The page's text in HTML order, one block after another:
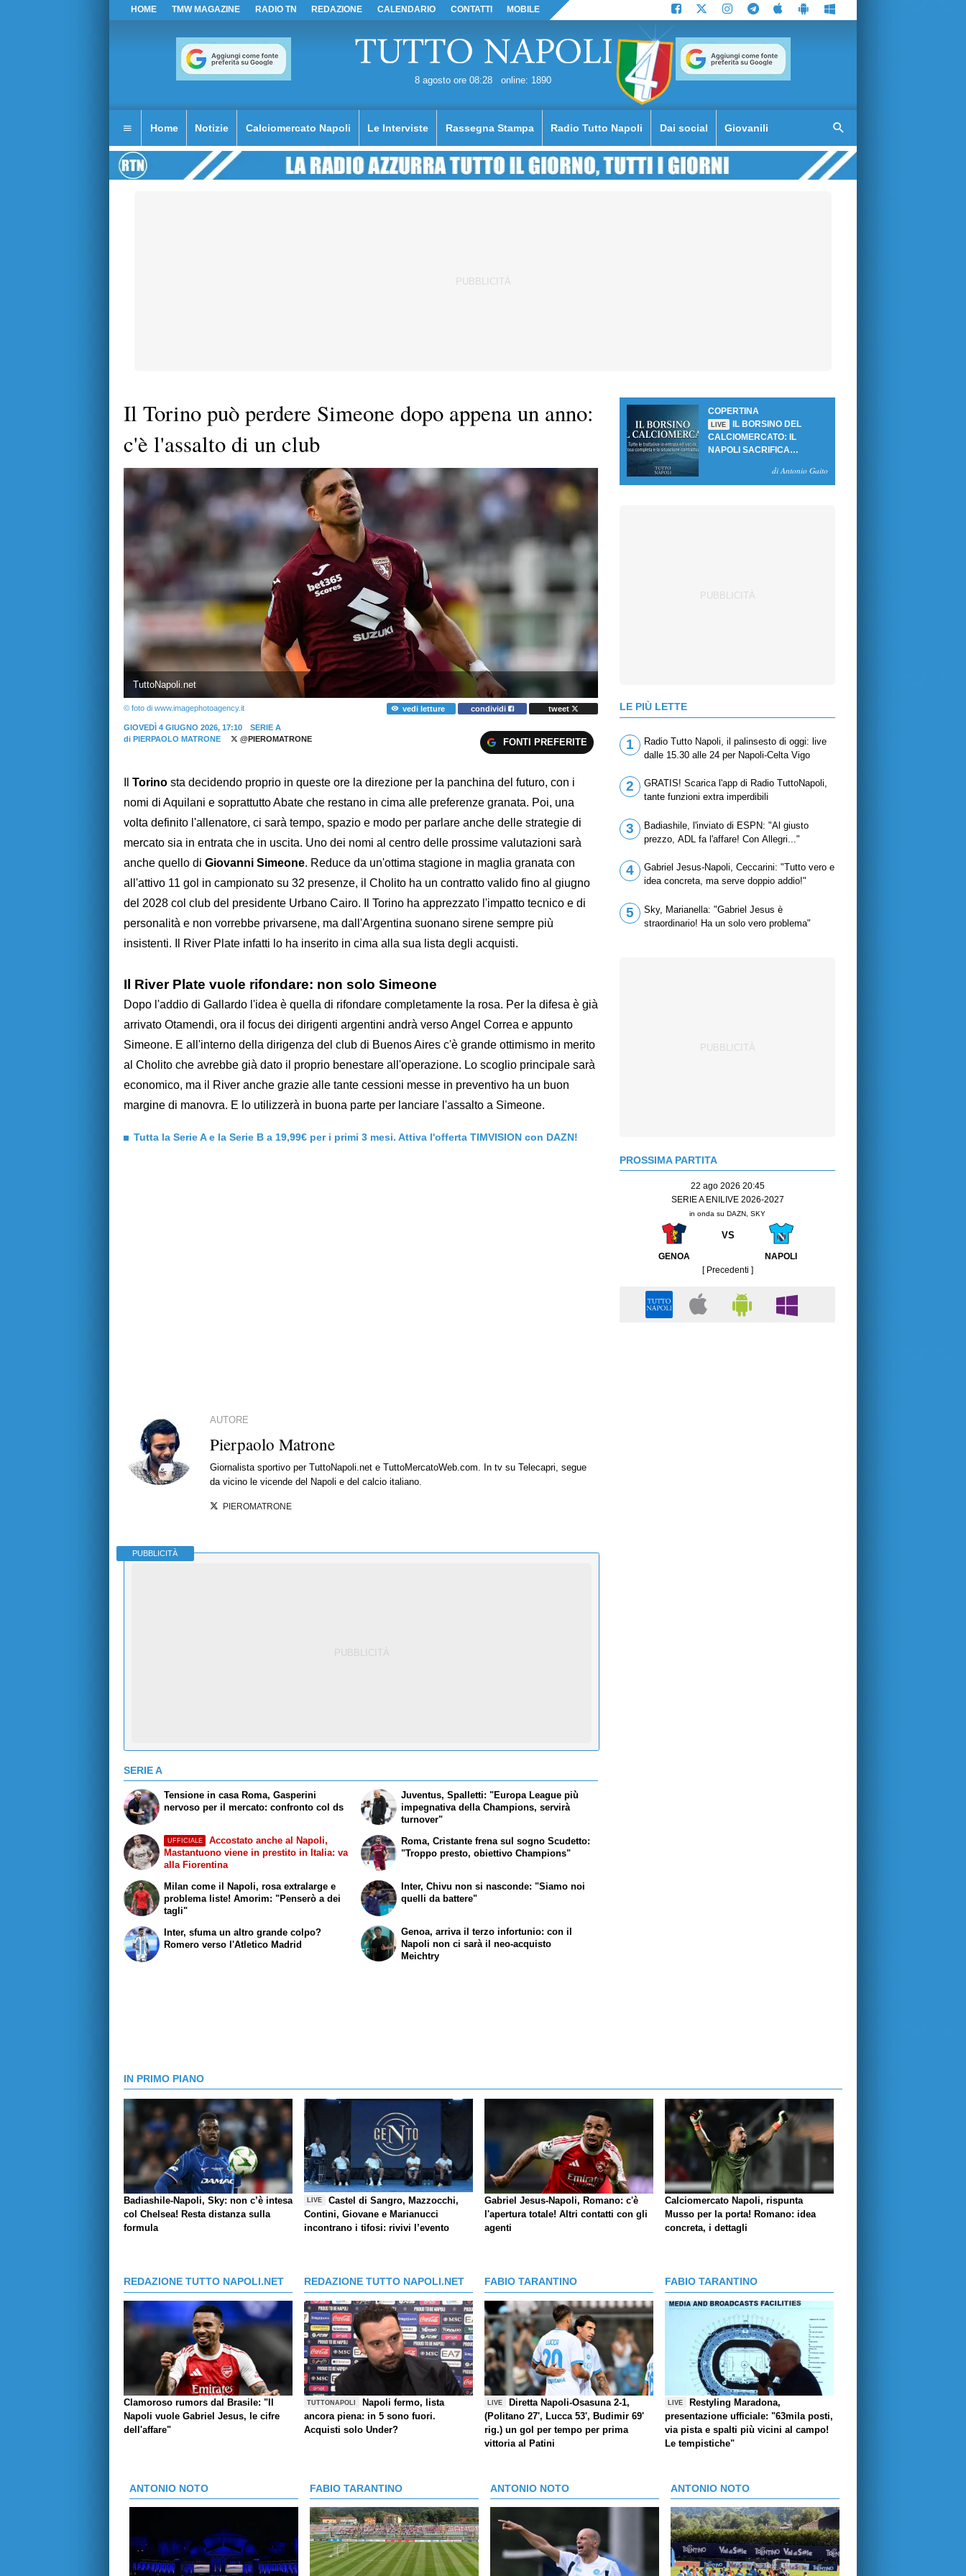
HOME TMW MAGAZINE RADIO TN REDAZIONE CALENDARIO CONTATTI MOBILE
8 agosto ore 08:28 online: 1890
Home Notizie Calciomercato Napoli Le Interviste Rassegna Stampa Radio Tutto Napoli Dai social Giovanili
Il Torino può perdere Simeone dopo appena un anno:
c'è l'assalto di un club
TuttoNapoli.net
© foto di www.imagephotoagency.it vedi letture condividi tweet
GIOVEDÌ 4 GIUGNO 2026, 17:10
SERIE A
di PIERPAOLO MATRONE @PIEROMATRONE FONTI PREFERITE
Torino sta decidendo proprio in queste ore la direzione per la panchina del futuro, con i
nomi di Aquilani e soprattutto Abate che restano in cima alle preferenze granata. Poi, una
volta definito l'allenatore, ci sarà tempo, spazio e modo per parlare anche delle strategie di
mercato sia in entrata che in uscita. Uno dei nomi al centro delle prossime valutazioni sarà
anche quello di Giovanni Simeone. Reduce da un'ottima stagione in maglia granata con
all'attivo 11 gol in campionato su 32 presenze, il Cholito ha un contratto valido fino al giugno
del 2028 col club del presidente Urbano Cairo. Il Torino ha apprezzato l'impatto tecnico e di
personalità e non vorrebbe privarsene, ma dall'Argentina suonano sirene sempre più
insistenti. Il River Plate infatti lo ha inserito in cima alla sua lista degli acquisti.
Il River Plate vuole rifondare: non solo Simeone
Dopo l'addio di Gallardo l'idea è quella di rifondare completamente la rosa. Per la difesa è già
arrivato Otamendi, ora il focus dei dirigenti argentini andrà verso Angel Correa e appunto
Simeone. E all'interno della dirigenza del club di Buenos Aires c'è grande ottimismo in merito
al Cholito che avrebbe già dato il proprio benestare all'operazione. Lo scoglio principale sarà
economico, ma il River anche grazie alle tante cessioni messe in preventivo ha un buon
margine di manovra. E lo utilizzerà in buona parte per lanciare l'assalto a Simeone.
Tutta la Serie A e la Serie B a 19,99€ per i primi 3 mesi. Attiva l'offerta TIMVISION con DAZN!
AUTORE
Pierpaolo Matrone
Giornalista sportivo per TuttoNapoli.net e TuttoMercatoWeb.com. In tv su Telecapri, segue
da vicino le vicende del Napoli e del calcio italiano.
PIEROMATRONE
PUBBLICITÀ
SERIE A
Tensione in casa Roma, Gasperini
nervoso per il mercato: confronto col ds
UFFICIALE
Accostato anche al Napoli,
Mastantuono viene in prestito in Italia: va
alla Fiorentina
Juventus, Spalletti: "Europa League più
impegnativa della Champions, servirà
turnover"
Roma, Cristante frena sul sogno Scudetto:
"Troppo presto, obiettivo Champions"
Milan come il Napoli, rosa extralarge e
problema liste! Amorim: "Penserò a dei
tagli"
Inter, sfuma un altro grande colpo?
Romero verso l'Atletico Madrid
Inter, Chivu non si nasconde: "Siamo noi
quelli da battere"
Genoa, arriva il terzo infortunio: con il
Napoli non ci sarà il neo-acquisto
Meichtry
COPERTINA
LIVE
IL BORSINO DEL
CALCIOMERCATO: IL
NAPOLI SACRIFICA
SBLOCCANO ARRIVIdi Antonio Gaito
LE PIÙ LETTE
1
Radio Tutto Napoli, il palinsesto di oggi: live
dalle 15.30 alle 24 per Napoli-Celta Vigo
2
GRATIS! Scarica l'app di Radio TuttoNapoli,
tante funzioni extra imperdibili
3
Badiashile, l'inviato di ESPN: "Al giusto
prezzo, ADL fa l'affare! Con Allegri..."
4
Gabriel Jesus-Napoli, Ceccarini: "Tutto vero e
idea concreta, ma serve doppio addio!"
5
Sky, Marianella: "Gabriel Jesus è
straordinario! Ha un solo vero problema"
PROSSIMA PARTITA
22 ago 2026 20:45
SERIE A ENILIVE 2026-2027
in onda su DAZN, SKY
VS
GENOA
NAPOLI
[ Precedenti ]
IN PRIMO PIANO
Badiashile-Napoli, Sky: non c’è intesa
col Chelsea! Resta distanza sulla
formula
LIVE
Castel di Sangro, Mazzocchi,
Contini, Giovane e Marianucci
incontrano i tifosi: rivivi l’evento
Gabriel Jesus-Napoli, Romano: c'è
l'apertura totale! Altri contatti con gli
agenti
Calciomercato Napoli, rispunta
Musso per la porta! Romano: idea
concreta, i dettagli
REDAZIONE TUTTO NAPOLI.NET
Clamoroso rumors dal Brasile: "Il
Napoli vuole Gabriel Jesus, le cifre
dell'affare"
REDAZIONE TUTTO NAPOLI.NET
TUTTONAPOLI
Napoli fermo, lista
ancora piena: in 5 sono fuori.
Acquisti solo Under?
FABIO TARANTINO
LIVE
Diretta Napoli-Osasuna 2-1,
(Politano 27', Lucca 53', Budimir 69'
rig.) un gol per tempo per prima
vittoria al Patini
FABIO TARANTINO
LIVE
Restyling Maradona,
presentazione ufficiale: "63mila posti,
via pista e spalti più vicini al campo!
Le tempistiche"
ANTONIO NOTO FABIO TARANTINO ANTONIO NOTO ANTONIO NOTO